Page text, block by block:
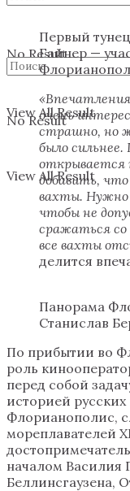
No Result
View All Result
No Result
View All Result
Первый
Гайнер —
очень
страшно, но
было
открывается
добавить,
вахты. Нужно
чтобы не
сражаться со
все вахты
делится
Панорама
Станислав
По прибытии во
роль
перед собой
историей
Флорианополис,
мореплавателей
началом Василия
Беллинсгаузена,